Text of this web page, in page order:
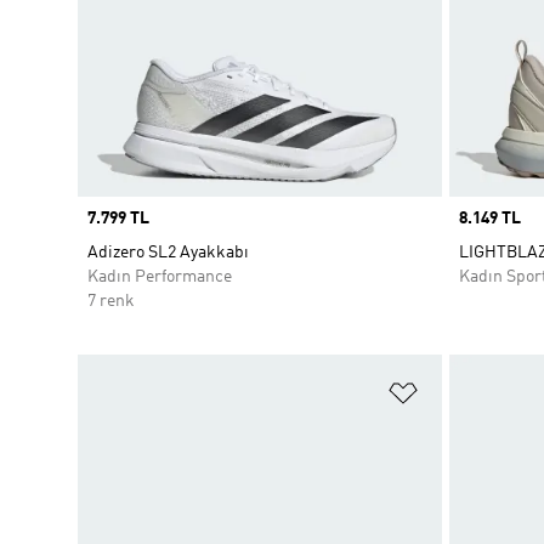
Price
7.799 TL
Adizero SL2 Ayakkabı
Kadın Performance
7 renk
Price
8.149 TL
Kadın